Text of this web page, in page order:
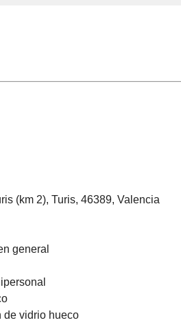
(km 2), Turis, 46389, Valencia
general
de vidrio hueco